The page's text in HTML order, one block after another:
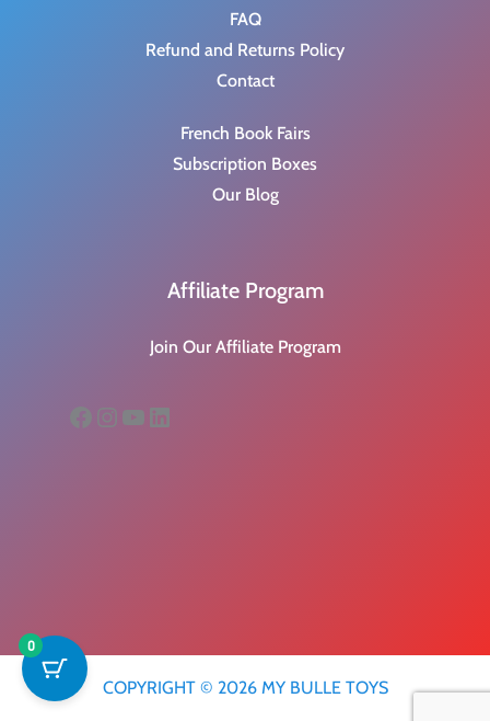
FAQ
Refund and Returns Policy
Contact
French Book Fairs
Subscription Boxes
Our Blog
Affiliate Program
Join Our Affiliate Program
Facebook
Instagram
YouTube
LinkedIn
COPYRIGHT © 2026 MY BULLE TOYS
0